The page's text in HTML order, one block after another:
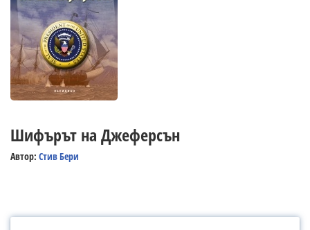
Шифърът на Джеферсън
Автор: Стив Бери